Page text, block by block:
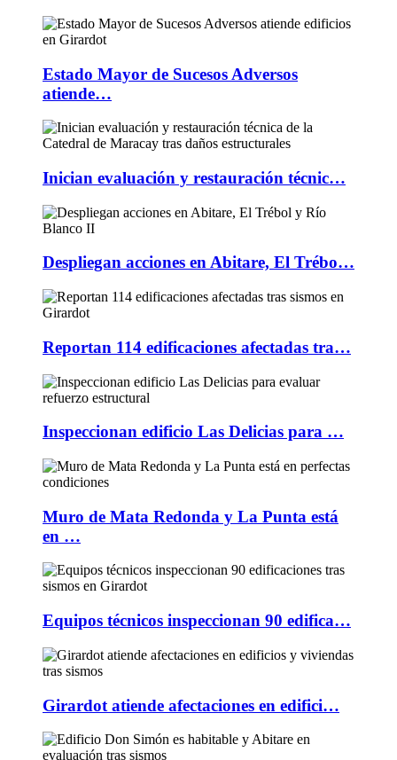
Estado Mayor de Sucesos Adversos
atiende…
Inician evaluación y restauración técnic…
Despliegan acciones en Abitare, El Trébo…
Reportan 114 edificaciones afectadas tra…
Inspeccionan edificio Las Delicias para …
Muro de Mata Redonda y La Punta está
en …
Equipos técnicos inspeccionan 90 edifica…
Girardot atiende afectaciones en edifici…